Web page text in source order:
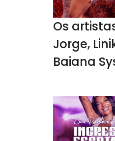
Os
Jorge,
Baiana
Villa
partir do